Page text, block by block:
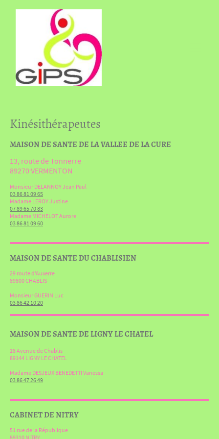
Kinésithérapeutes
MAISON DE SANTE DE LA VALLEE DE LA CURE
13, route de Tonnerre
89270 VERMENTON
Monsieur DELANNOY Jean Paul
03 86 81 09 65
Madame LEROY Justine
07 89 65 70 83
Madame MICHELOT Aurore
03 86 81 09 60
MAISON DE SANTE DU CHABLISIEN
29 route d'Auxerre
89800 CHABLIS
Monsieur GUERIN Luc
03 86 42 10 20
MAISON DE SANTE DE LIGNY LE CHATEL
18 Avenue de Chablis
89144 LIGNY LE CHATEL
Madame DESJEUX BENEDETTI Vanessa
03 86 47 26 49
CABINET DE NITRY
51 rue de la République
89310 NITRY